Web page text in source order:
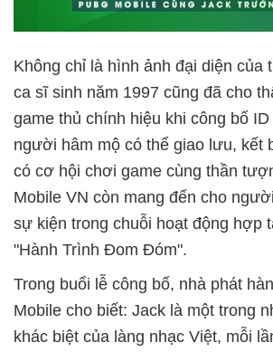
Không chỉ là hình ảnh đại diện của
ca sĩ sinh năm 1997 cũng đã cho
game thủ chính hiệu khi công bố
người hâm mộ có thể giao lưu, kết
có cơ hội chơi game cùng thần
Mobile VN còn mang đến cho
sự kiện trong chuỗi hoạt động hợp
"Hành Trình Đom Đóm".
Trong buổi lễ công bố, nhà phát
Mobile cho biết: Jack là một trong
khác biệt của làng nhạc Việt, mỗi